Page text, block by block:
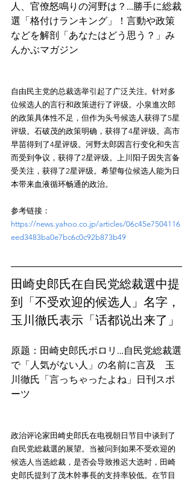
人、官僚怒鳴りの河野は？…勝手に総裁
選「格付けランキング」！言動や政策
などを解剖「あなたはどう思う？」み
自由民主党的总裁选举引起了广泛关注。针对多
位候选人的言行和政策进行了评级。小泉進次郎
的政策具体性不足，但作为头号候选人获得了5星
评级。石破茂的政策明确，获得了4星评级。高市
早苗得到了4星评级。河野太郎因言行变化和失言
而受到争议，获得了2星评级。上川阳子因失言备
受关注，获得了2星评级。希望每位候选人能为日
参考链接：
https://news.yahoo.co.jp/articles/06c45e7504116
eed3483ba0e7bc6c0c92b873b49
田崎史郎氏在自民党総裁選中提
到「不受欢迎的候选人」名字，
玉川徹氏表示「话都说出来了」
原题：田崎史郎氏ポロリ…自民党総裁選
で「人気がない人」の名前に言及　玉
川徹氏「言っちゃったよね」日刊スポ
政治评论家田崎史郎氏在电视朝日节目中谈到了
自民党総裁選的展望。当被问到如果不受欢迎的
候选人当选総裁，是否会导致推迟大选时，田崎
史郎氏提到了茂木幹事長的支持率较低。在节目